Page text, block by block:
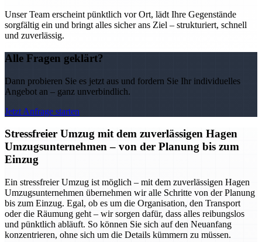
Unser Team erscheint pünktlich vor Ort, lädt Ihre Gegenstände
sorgfältig ein und bringt alles sicher ans Ziel – strukturiert, schnell
und zuverlässig.
Alle Fragen geklärt?
Dann probieren Sie es jetzt aus und fordern Sie Ihr individuelles
Angebot an – ganz unverbindlich.
Jetzt Anfrage starten
Stressfreier Umzug mit dem zuverlässigen Hagen
Umzugsunternehmen – von der Planung bis zum
Einzug
Ein stressfreier Umzug ist möglich – mit dem zuverlässigen Hagen
Umzugsunternehmen übernehmen wir alle Schritte von der Planung
bis zum Einzug. Egal, ob es um die Organisation, den Transport
oder die Räumung geht – wir sorgen dafür, dass alles reibungslos
und pünktlich abläuft. So können Sie sich auf den Neuanfang
konzentrieren, ohne sich um die Details kümmern zu müssen.